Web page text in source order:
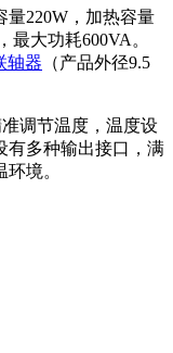
量220W，加热容量
最大功耗600VA。
轴器 （产品外径9.5
调节温度，温度设
有多种输出接口，满
境。